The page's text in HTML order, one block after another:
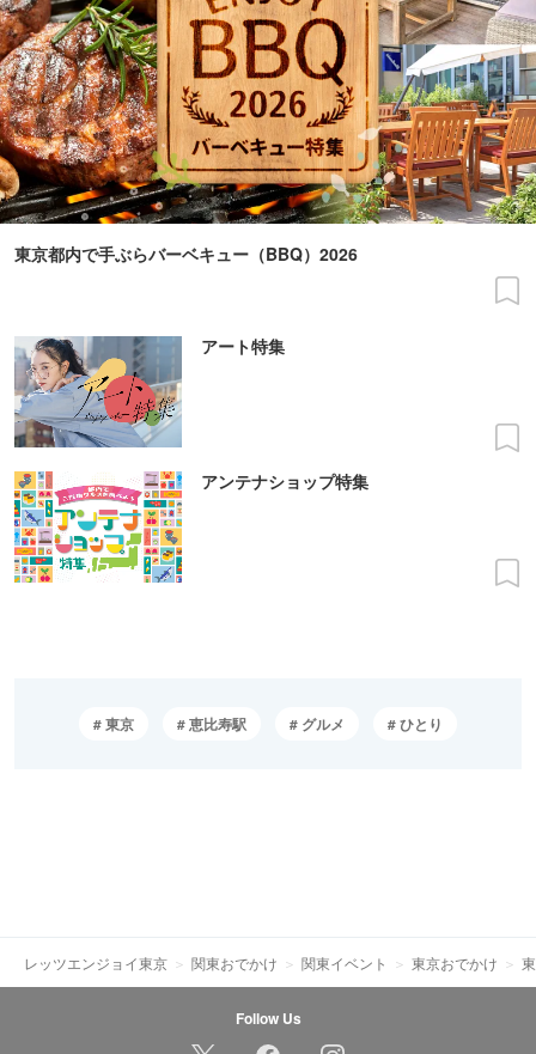
東京都内で手ぶらバーベキュー（BBQ）2026
アート特集
アンテナショップ特集
東京 恵比寿駅 グルメ ひとり
レッツエンジョイ東京 関東おでかけ 関東イベント 東京おでかけ
Follow Us